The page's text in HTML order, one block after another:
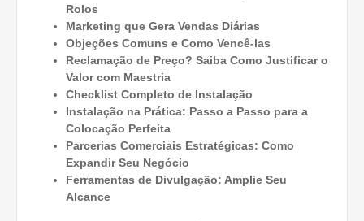
Rolos
Marketing que Gera Vendas Diárias
Objeções Comuns e Como Vencê-las
Reclamação de Preço? Saiba Como Justificar o
Valor com Maestria
Checklist Completo de Instalação
Instalação na Prática: Passo a Passo para a
Colocação Perfeita
Parcerias Comerciais Estratégicas: Como
Expandir Seu Negócio
Ferramentas de Divulgação: Amplie Seu
Alcance